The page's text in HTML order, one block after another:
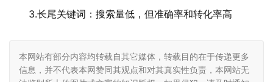
3.长尾关键词：搜索量低，但准确率和转化率高
本网站有部分内容均转载自其它媒体，转载目的在于传递更多
信息，并不代表本网赞同其观点和对其真实性负责，本网站无